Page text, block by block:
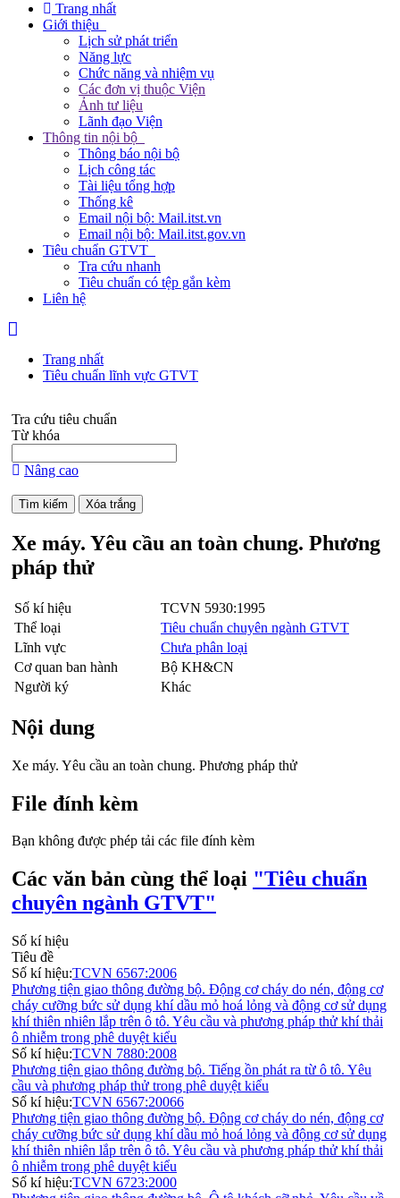
Trang nhất
Giới thiệu
Lịch sử phát triển
Năng lực
Chức năng và nhiệm vụ
Các đơn vị thuộc Viện
Ảnh tư liệu
Lãnh đạo Viện
Thông tin nội bộ
Thông báo nội bộ
Lịch công tác
Tài liệu tổng hợp
Thống kê
Email nội bộ: Mail.itst.vn
Email nội bộ: Mail.itst.gov.vn
Tiêu chuẩn GTVT
Tra cứu nhanh
Tiêu chuẩn có tệp gắn kèm
Liên hệ
Trang nhất
Tiêu chuẩn lĩnh vực GTVT
Tra cứu tiêu chuẩn
Từ khóa
Nâng cao
Xe máy. Yêu cầu an toàn chung. Phương
pháp thử
Số kí hiệu
TCVN 5930:1995
Thể loại
Tiêu chuẩn chuyên ngành GTVT
Lĩnh vực
Chưa phân loại
Cơ quan ban hành
Bộ KH&CN
Người ký
Khác
Nội dung
Xe máy. Yêu cầu an toàn chung. Phương pháp thử
File đính kèm
Bạn không được phép tải các file đính kèm
Các văn bản cùng thể loại "Tiêu chuẩn
chuyên ngành GTVT"
Số kí hiệu
Tiêu đề
Số kí hiệu:TCVN 6567:2006
Phương tiện giao thông đường bộ. Động cơ cháy do nén, động cơ
cháy cưỡng bức sử dụng khí dầu mỏ hoá lỏng và động cơ sử dụng
khí thiên nhiên lắp trên ô tô. Yêu cầu và phương pháp thử khí thải
ô nhiễm trong phê duyệt kiểu
Số kí hiệu:TCVN 7880:2008
Phương tiện giao thông đường bộ. Tiếng ồn phát ra từ ô tô. Yêu
cầu và phương pháp thử trong phê duyệt kiểu
Số kí hiệu:TCVN 6567:20066
Phương tiện giao thông đường bộ. Động cơ cháy do nén, động cơ
cháy cưỡng bức sử dụng khí dầu mỏ hoá lỏng và động cơ sử dụng
khí thiên nhiên lắp trên ô tô. Yêu cầu và phương pháp thử khí thải
ô nhiễm trong phê duyệt kiểu
Số kí hiệu:TCVN 6723:2000